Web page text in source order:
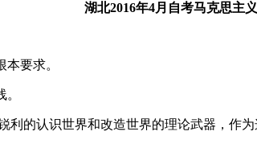
湖北2016年4月自考马克思主
要求。
利的认识世界和改造世界的理论武器，作